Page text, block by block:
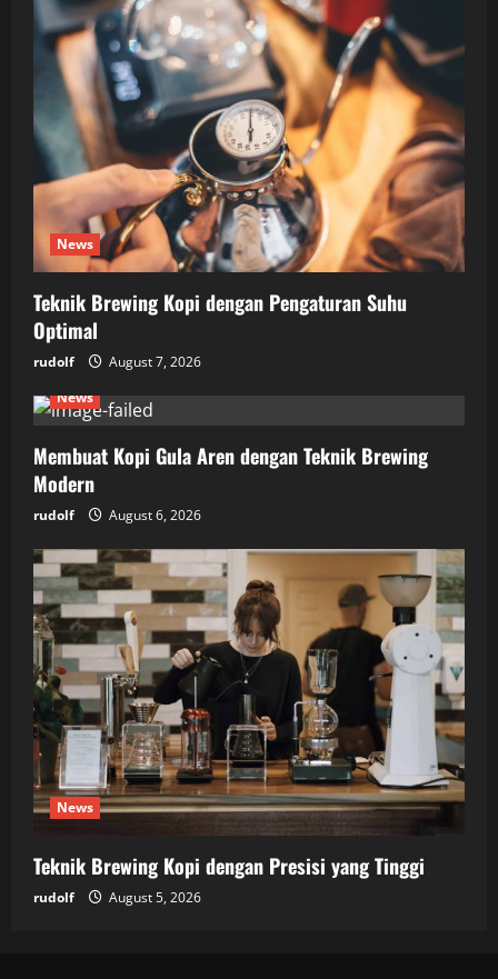
News
Teknik Brewing Kopi dengan Pengaturan Suhu
Optimal
rudolf
August 7, 2026
News
Membuat Kopi Gula Aren dengan Teknik Brewing
Modern
rudolf August 6, 2026
News
Teknik Brewing Kopi dengan Presisi yang Tinggi
rudolf August 5, 2026